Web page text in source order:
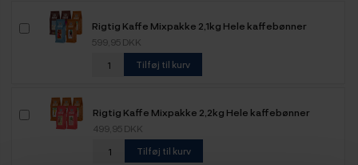
Rigtig Kaffe Mixpakke 2,1kg Hele kaffebønner
599,95 DKK
Tilføj til kurv
Rigtig Kaffe Mixpakke 2,2kg Hele kaffebønner
499,95 DKK
Tilføj til kurv